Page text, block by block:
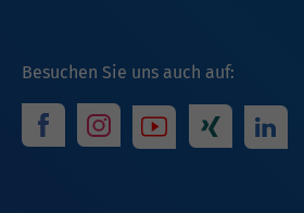
Besuchen Sie uns auch auf: